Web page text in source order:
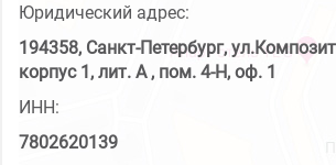
Юридический адрес:
194358, Санкт-Петербург,
корпус 1, лит. А , пом. 4-Н, оф. 1
ИНН:
7802620139